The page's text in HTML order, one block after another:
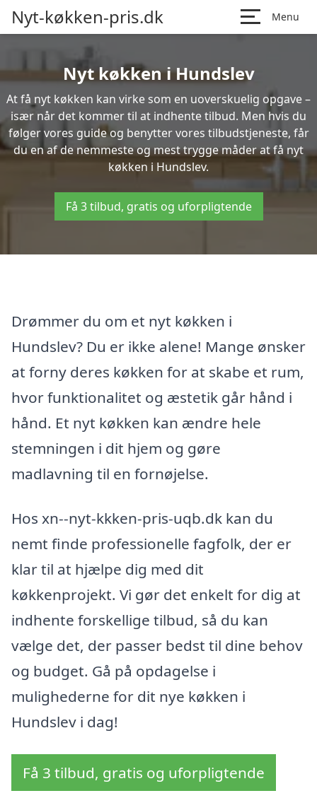
Nyt-køkken-pris.dk Menu
Nyt køkken i Hundslev
At få nyt køkken kan virke som en uoverskuelig opgave –
især når det kommer til at indhente tilbud. Men hvis du
følger vores guide og benytter vores tilbudstjeneste, får
du en af de nemmeste og mest trygge måder at få nyt
køkken i Hundslev.
Få 3 tilbud, gratis og uforpligtende
Drømmer du om et nyt køkken i
Hundslev? Du er ikke alene! Mange ønsker
at forny deres køkken for at skabe et rum,
hvor funktionalitet og æstetik går hånd i
hånd. Et nyt køkken kan ændre hele
stemningen i dit hjem og gøre
madlavning til en fornøjelse.
Hos xn--nyt-kkken-pris-uqb.dk kan du
nemt finde professionelle fagfolk, der er
klar til at hjælpe dig med dit
køkkenprojekt. Vi gør det enkelt for dig at
indhente forskellige tilbud, så du kan
vælge det, der passer bedst til dine behov
og budget. Gå på opdagelse i
mulighederne for dit nye køkken i
Hundslev i dag!
Få 3 tilbud, gratis og uforpligtende